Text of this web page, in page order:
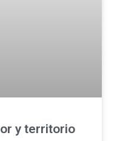
y territorio